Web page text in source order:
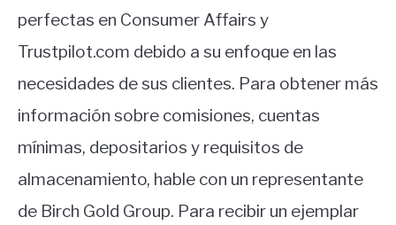
perfectas en Consumer Affairs y
Trustpilot.com debido a su enfoque en las
necesidades de sus clientes. Para obtener más
información sobre comisiones, cuentas
mínimas, depositarios y requisitos de
almacenamiento, hable con un representante
de Birch Gold Group. Para recibir un ejemplar